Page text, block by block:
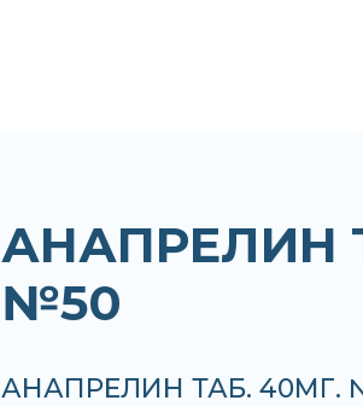
АНАПРЕЛИН
№50
АНАПРЕЛИН ТАБ. 40МГ.